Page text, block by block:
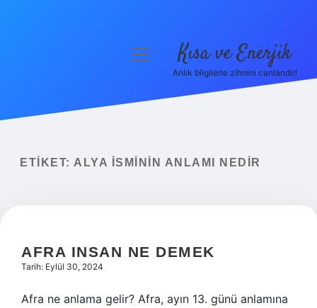
Yasal Uyarı
menüyü
Kısa ve Enerjik
Anlık bilgilerle zihnini canlandır!
ETIKET: ALYA ISMININ ANLAMI NEDIR
AFRA INSAN NE DEMEK
Tarih: Eylül 30, 2024
Afra ne anlama gelir? Afra, ayın 13. günü anlamına